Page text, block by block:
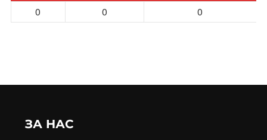
0 0 0
ЗА НАС